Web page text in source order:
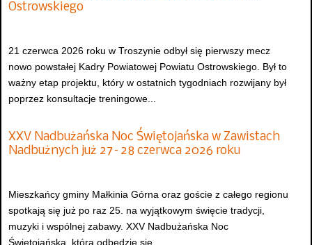
Ostrowskiego
21 czerwca 2026 roku w Troszynie odbył się pierwszy mecz
nowo powstałej Kadry Powiatowej Powiatu Ostrowskiego. Był to
ważny etap projektu, który w ostatnich tygodniach rozwijany był
poprzez konsultacje treningowe...
XXV Nadbużańska Noc Świętojańska w Zawistach
Nadbużnych już 27–28 czerwca 2026 roku
Mieszkańcy gminy Małkinia Górna oraz goście z całego regionu
spotkają się już po raz 25. na wyjątkowym święcie tradycji,
muzyki i wspólnej zabawy. XXV Nadbużańska Noc
Świętojańska, która odbędzie się...